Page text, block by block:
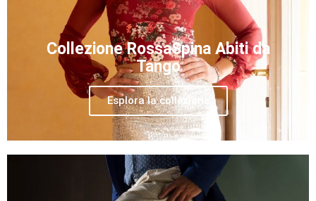
Collezione RossaSpina Abiti da
Tango
Esplora la collezione